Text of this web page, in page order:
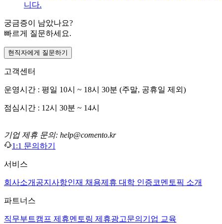
니다.
궁금증이 남았나요?
빠르게 질문하세요.
현직자에게 질문하기
고객센터
운영시간 : 평일 10시 ~ 18시 30분 (주말, 공휴일 제외)
점심시간 : 12시 30분 ~ 14시
기업 제휴 문의: help@comento.kr
1:1 문의하기
서비스
회사소개 공지사항인재 채용제휴 대학 인증코멘토픽 소개
파트너스
직무부트캠프 제휴멘토링 제휴광고문의 기업 교육